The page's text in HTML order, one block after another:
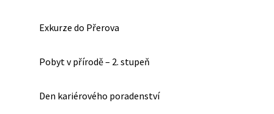
Exkurze do Přerova
Pobyt v přírodě – 2. stupeň
Den kariérového poradenství